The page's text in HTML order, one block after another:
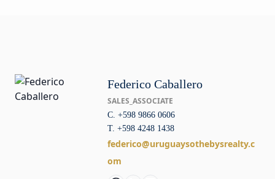
Federico Caballero
SALES_ASSOCIATE
C. +598 9866 0606
T. +598 4248 1438
federico@uruguaysothebysrealty.c
om